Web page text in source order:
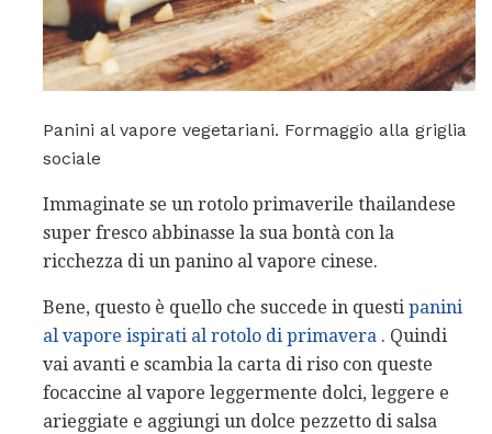
Panini al vapore vegetariani. Formaggio alla griglia
sociale
Immaginate se un rotolo primaverile thailandese
super fresco abbinasse la sua bontà con la
ricchezza di un panino al vapore cinese.
Bene, questo è quello che succede in questi panini
al vapore ispirati al rotolo di primavera . Quindi
vai avanti e scambia la carta di riso con queste
focaccine al vapore leggermente dolci, leggere e
arieggiate e aggiungi un dolce pezzetto di salsa